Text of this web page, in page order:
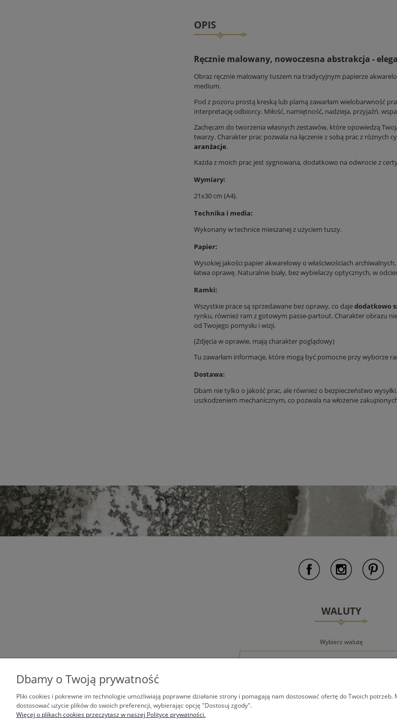
OPIS
Ręcznie malowany, nowoczesna abstrakcja -
Obraz ręcznie malowany tuszem na tradycyjnym papierze
medium.
Pod z pozoru prostą kreską lub plamą zawarłam wielobarwność
interpretację odbiorcy. Miłość, namiętność, nadzieja, przyjaźń,
Zachęcam do tworzenia własnych zestawów, które opowiedzą
twarzy. Charakter prac pozwala na łączenie z sobą prac z różnych
aranżacje.
Każda z moich prac jest sygnowana, dodatkowo na odwrocie z
Wymiary:
21x30 cm (A4).
Technika i media:
Wykonany w technice mieszanej z użyciem tuszy.
Papier:
Wysokiej jakości papier akwarelowy o właściwościach
łatwa oprawę. Naturalnie biały, bez wybielaczy optycznych, w
Ramki:
Wszystkie prace są sprzedawane bez oprawy, co dajedodatkowo
rynku, również ram z gotowym passe-partout. Charakter obrazu
od Twojego pomysłu i wizji.
(Zdjęcia w oprawie, mają charakter poglądowy)
Tu zawarłam informacje, które mogą być pomocne przy wyborze
Dostawa:
Dbam nie tylko o jakość prac, ale również o bezpieczeństwo
uszkodzeniem mechanicznym, co pozwala na włożenie
WALUTY
Wybierz walutę
TWOJE KONTO PŁATNOŚCI I DOSTAWA
Dbamy o Twoją prywatność
Pliki cookies i pokrewne im technologie umożliwiają poprawne działanie strony i pomagają nam dostosować ofertę do Twoich
dostosować użycie plików do swoich preferencji, wybierając opcję "Dostosuj zgody".
Więcej o plikach cookies przeczytasz w naszej Polityce prywatności.